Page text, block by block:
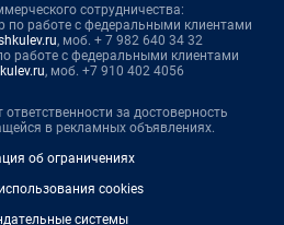
сотрудничества:
работе с федеральными клиентами
, моб. + 7 982 640 34 32
работе с федеральными клиентами
, моб. +7 910 402 4056
ответственности за достоверность
в рекламных объявлениях.
об ограничениях
cookies
системы